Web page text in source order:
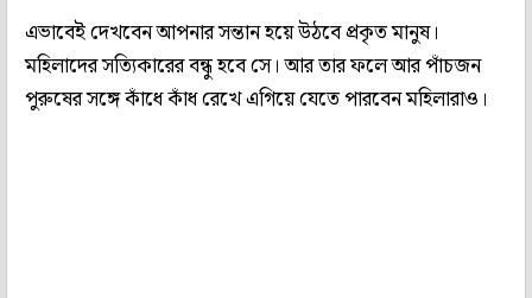
এভাবেই দেখবেন আপনার সন্তান হয়ে উঠবে প্রকৃত মানুষ।
মহিলাদের সত্যিকারের বন্ধু হবে সে। আর তার ফলে আর পাঁচজন
পুরুষের সঙ্গে কাঁধে কাঁধ রেখে এগিয়ে যেতে পারবেন মহিলারাও।